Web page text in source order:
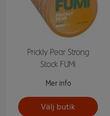
Prickly Pear Strong
Stock FUMi
Mer info
Välj butik